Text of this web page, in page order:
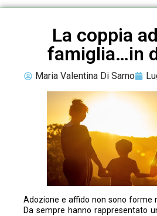
La coppia
famiglia…in
Maria Valentina Di Sarno
Adozione e affido non sono forme
Da sempre hanno rappresentato